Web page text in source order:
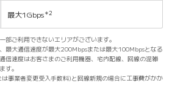
最大1Gbps＊2
部ご利用できないエリアがございます。
最大通信速度が最大200Mbpsまたは最大100Mbpsとなる
信速度はお客さまのご利用機器、宅内配線、回線の混雑
す。
事業者変更受入手数料)と回線新規の場合に工事費がかか